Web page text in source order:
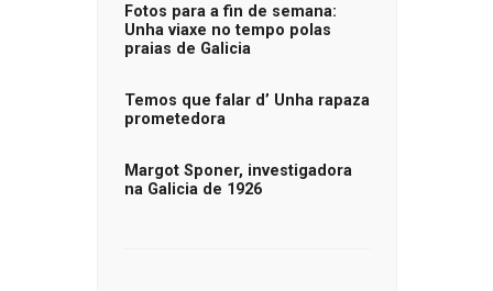
Fotos para a fin de semana:
Unha viaxe no tempo polas
praias de Galicia
Temos que falar d’ Unha rapaza
prometedora
Margot Sponer, investigadora
na Galicia de 1926